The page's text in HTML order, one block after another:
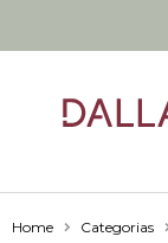
Home Categorias